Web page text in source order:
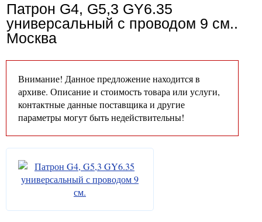
Патрон G4, G5,3 GY6.35
универсальный с проводом 9 см..
Москва
Внимание! Данное предложение находится в
архиве. Описание и стоимость товара или услуги,
контактные данные поставщика и другие
параметры могут быть недействительны!